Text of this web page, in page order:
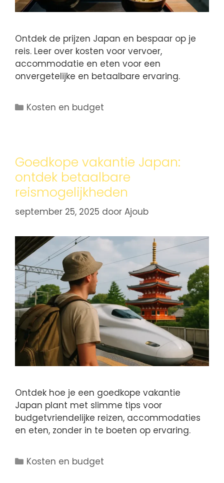
Ontdek de prijzen Japan en bespaar op je
reis. Leer over kosten voor vervoer,
accommodatie en eten voor een
onvergetelijke en betaalbare ervaring.
Kosten en budget
Goedkope vakantie Japan:
ontdek betaalbare
reismogelijkheden
september 25, 2025 door Ajoub
Ontdek hoe je een goedkope vakantie
Japan plant met slimme tips voor
budgetvriendelijke reizen, accommodaties
en eten, zonder in te boeten op ervaring.
Kosten en budget